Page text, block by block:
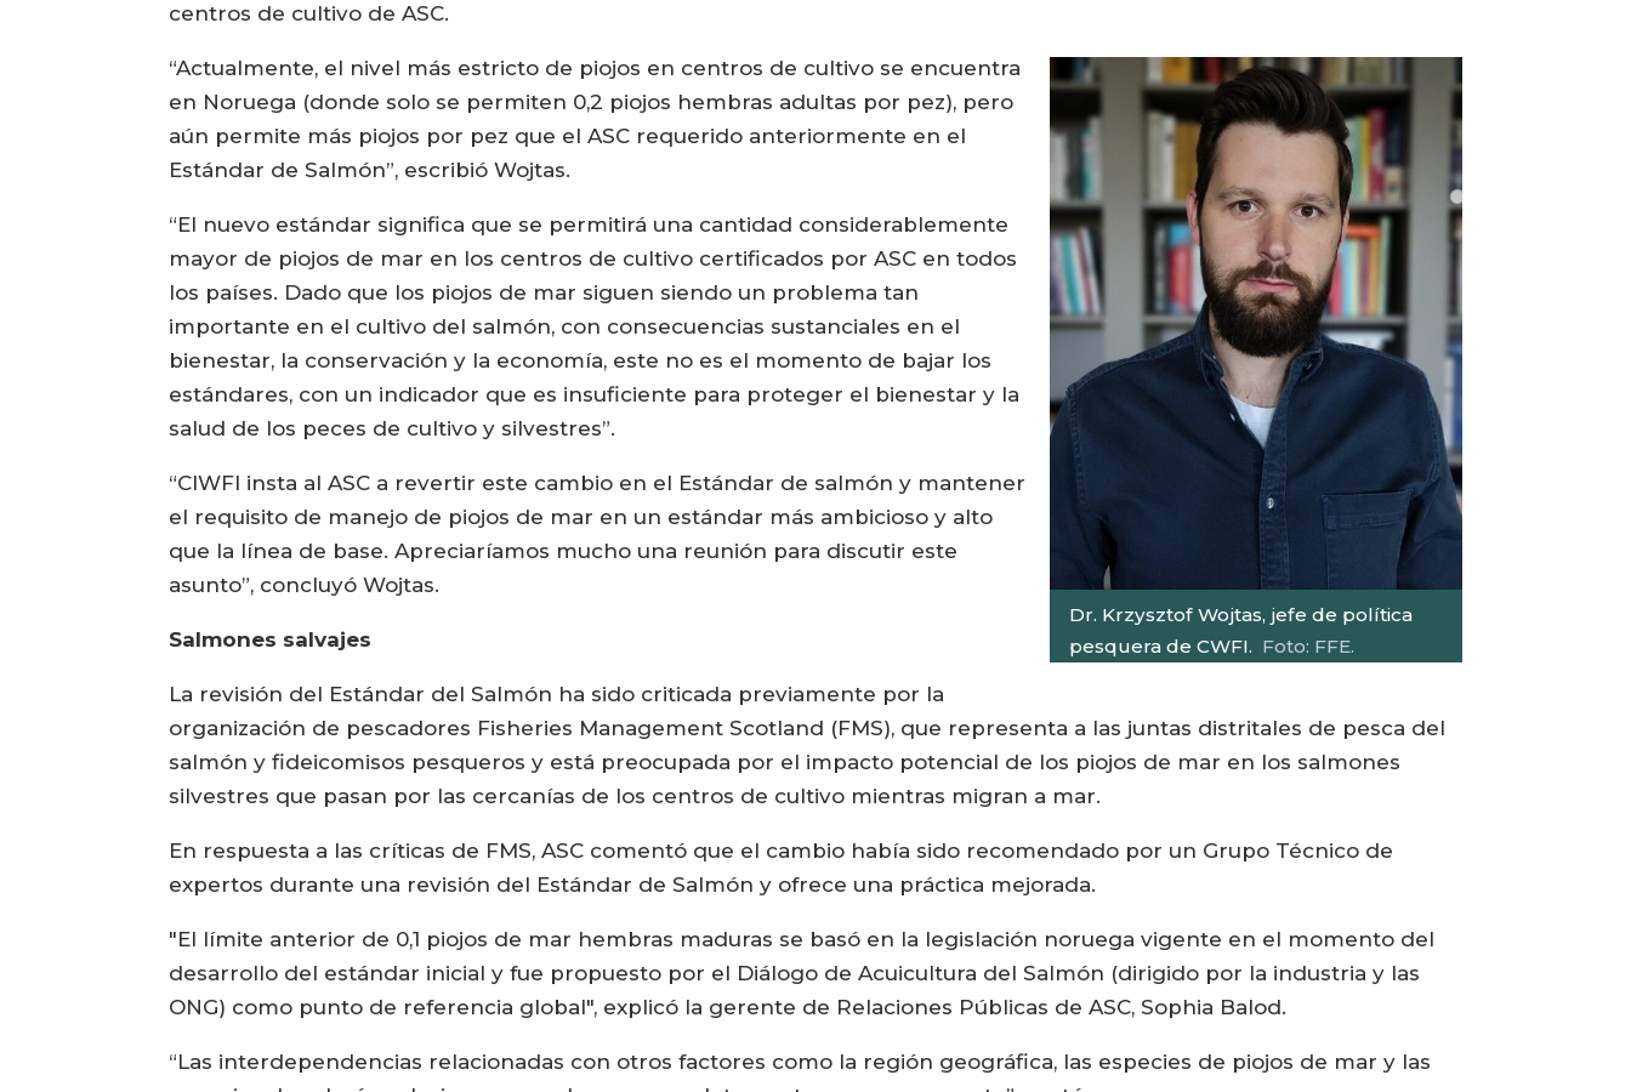
centros de cultivo de ASC.
Dr. Krzysztof Wojtas, jefe de política
pesquera de CWFI. Foto: FFE.
“Actualmente, el nivel más estricto de piojos en centros de cultivo se encuentra
en Noruega (donde solo se permiten 0,2 piojos hembras adultas por pez), pero
aún permite más piojos por pez que el ASC requerido anteriormente en el
Estándar de Salmón”, escribió Wojtas.
“El nuevo estándar significa que se permitirá una cantidad considerablemente
mayor de piojos de mar en los centros de cultivo certificados por ASC en todos
los países. Dado que los piojos de mar siguen siendo un problema tan
importante en el cultivo del salmón, con consecuencias sustanciales en el
bienestar, la conservación y la economía, este no es el momento de bajar los
estándares, con un indicador que es insuficiente para proteger el bienestar y la
salud de los peces de cultivo y silvestres”.
“CIWFI insta al ASC a revertir este cambio en el Estándar de salmón y mantener
el requisito de manejo de piojos de mar en un estándar más ambicioso y alto
que la línea de base. Apreciaríamos mucho una reunión para discutir este
asunto”, concluyó Wojtas.
Salmones salvajes
La revisión del Estándar del Salmón ha sido criticada previamente por la
organización de pescadores Fisheries Management Scotland (FMS), que representa a las juntas distritales de pesca del
salmón y fideicomisos pesqueros y está preocupada por el impacto potencial de los piojos de mar en los salmones
silvestres que pasan por las cercanías de los centros de cultivo mientras migran a mar.
En respuesta a las críticas de FMS, ASC comentó que el cambio había sido recomendado por un Grupo Técnico de
expertos durante una revisión del Estándar de Salmón y ofrece una práctica mejorada.
"El límite anterior de 0,1 piojos de mar hembras maduras se basó en la legislación noruega vigente en el momento del
desarrollo del estándar inicial y fue propuesto por el Diálogo de Acuicultura del Salmón (dirigido por la industria y las
ONG) como punto de referencia global", explicó la gerente de Relaciones Públicas de ASC, Sophia Balod.
“Las interdependencias relacionadas con otros factores como la región geográfica, las especies de piojos de mar y las